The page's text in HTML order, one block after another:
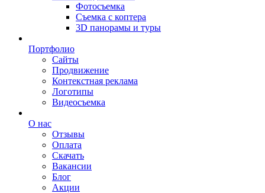
Фотосъемка
Съемка с коптера
3D панорамы и туры
Портфолио
Сайты
Продвижение
Контекстная реклама
Логотипы
Видеосъемка
О нас
Отзывы
Оплата
Скачать
Вакансии
Блог
Акции